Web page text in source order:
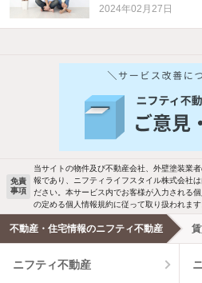
2024年02月27日
免責
事項
当サイトの物件及び不動産会社、外壁塗装業
報であり、ニフティライフスタイル株式会社
ださい。本サービス内でお客様が入力される
の定める個人情報規約に従って取り扱われます
不動産・住宅情報のニフティ不動産
ニフティ不動産